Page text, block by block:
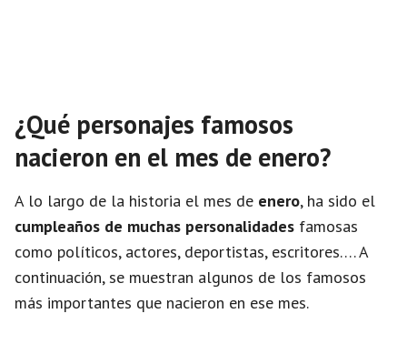
¿Qué personajes famosos
nacieron en el mes de enero?
A lo largo de la historia el mes de enero, ha sido el
cumpleaños de muchas personalidades famosas
como políticos, actores, deportistas, escritores…. A
continuación, se muestran algunos de los famosos
más importantes que nacieron en ese mes.